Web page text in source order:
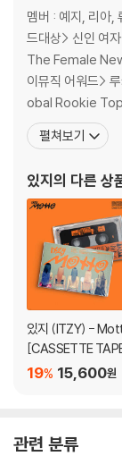
각적으로 구현했다.
신곡 안무는
큼직하고 시원시원
26년 2월 ITZY 새
별칭) 화제를 이끈
포먼스 작업에 참여
- 신곡 'Motto', 월드
새 앨범은 타이틀
앤드 아이) 그리고
지)'(포켓),
d (채령)'(언디파
수록됐다. 듣는 재
내외 유수 작가진이
멤버 : 예지, 리아, 류진, 채령, 유나
드대상> 신인 여
The Female
이뮤직 어워드>
obal Rookie Top
워즈> 신인상
신인 - 여자 2019
펼쳐보기
있지 의 다른 상
있지 (ITZY) -
[CASSETTE
er.]
15,600원
19%
관련 분류